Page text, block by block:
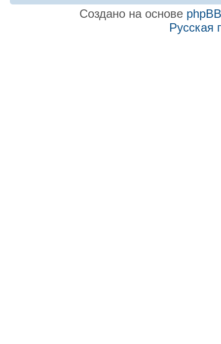
Создано на основе phpBB
Русская